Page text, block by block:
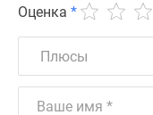
Оценка *